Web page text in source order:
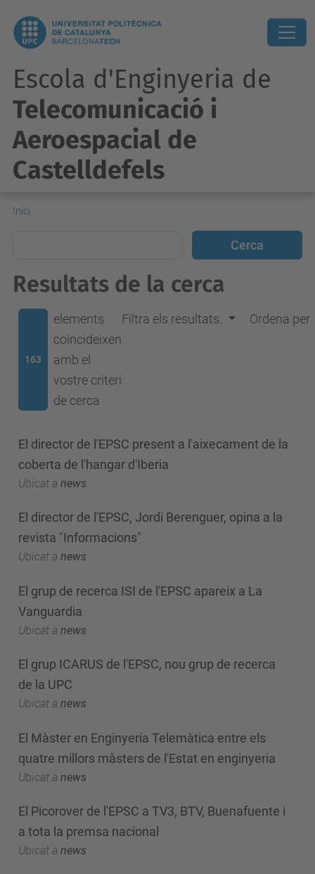
Escola d'Enginyeria de
Telecomunicació i
Aeroespacial de
Castelldefels
Inici
Resultats de la cerca
163
elements
coincideixen
amb el
vostre criteri
de cerca
Filtra els resultats. Ordena per
El director de l'EPSC present a l'aixecament de la
coberta de l'hangar d'Iberia
Ubicat a news
El director de l'EPSC, Jordi Berenguer, opina a la
revista "Informacions"
Ubicat a news
El grup de recerca ISI de l'EPSC apareix a La
Vanguardia
Ubicat a news
El grup ICARUS de l'EPSC, nou grup de recerca
de la UPC
Ubicat a news
El Màster en Enginyeria Telemàtica entre els
quatre millors màsters de l'Estat en enginyeria
Ubicat a news
El Picorover de l'EPSC a TV3, BTV, Buenafuente i
a tota la premsa nacional
Ubicat a news